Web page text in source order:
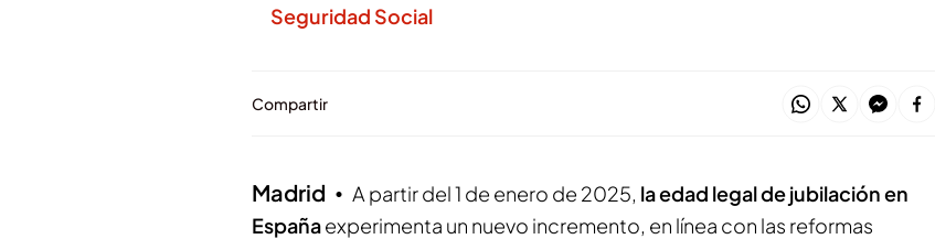
Seguridad Social
Compartir
Madrid A partir del 1 de enero de 2025, la edad legal de jubilación en
Españaexperimenta un nuevo incremento, en línea con las reformas